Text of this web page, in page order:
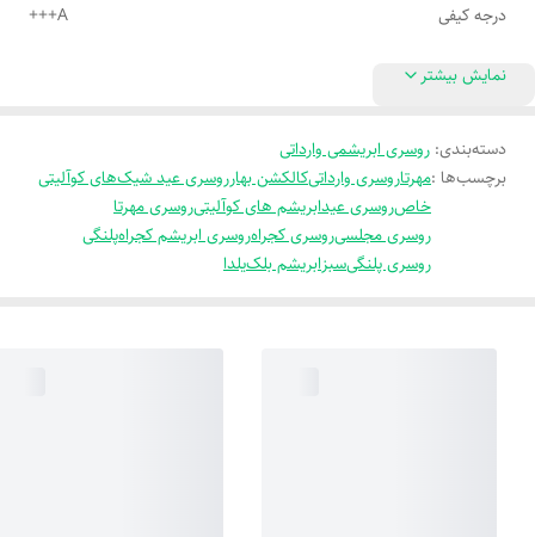
درجه کیفی A+++
نمایش بیشتر
دسته‌بندی: روسری ابریشمی وارداتی
برچسب‌ها :مهرتاروسری وارداتیکالکشن بهارروسری عید شیکهای کوآلیتی
خاصروسری عیدابریشم های کوآلیتیروسری مهرتا
روسری مجلسیروسری کجراهروسری ابریشم کجراهپلنگی
روسری پلنگیسبزابریشم بلکیلدا